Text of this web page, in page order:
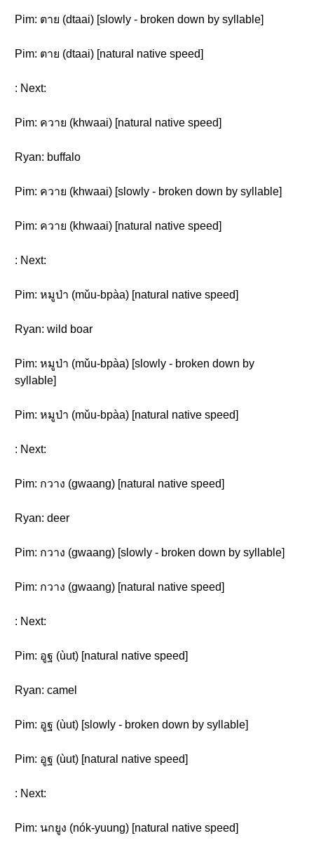
Pim: ตาย (dtaai) [slowly - broken down by syllable]
Pim: ตาย (dtaai) [natural native speed]
: Next:
Pim: ควาย (khwaai) [natural native speed]
Ryan: buffalo
Pim: ควาย (khwaai) [slowly - broken down by syllable]
Pim: ควาย (khwaai) [natural native speed]
: Next:
Pim: หมูป่า (mǔu-bpàa) [natural native speed]
Ryan: wild boar
Pim: หมูป่า (mǔu-bpàa) [slowly - broken down by
syllable]
Pim: หมูป่า (mǔu-bpàa) [natural native speed]
: Next:
Pim: กวาง (gwaang) [natural native speed]
Ryan: deer
Pim: กวาง (gwaang) [slowly - broken down by syllable]
Pim: กวาง (gwaang) [natural native speed]
: Next:
Pim: อูฐ (ùut) [natural native speed]
Ryan: camel
Pim: อูฐ (ùut) [slowly - broken down by syllable]
Pim: อูฐ (ùut) [natural native speed]
: Next:
Pim: นกยูง (nók-yuung) [natural native speed]